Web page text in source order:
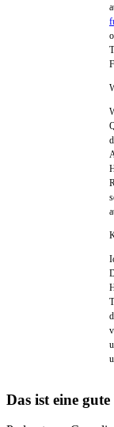
Das ist eine